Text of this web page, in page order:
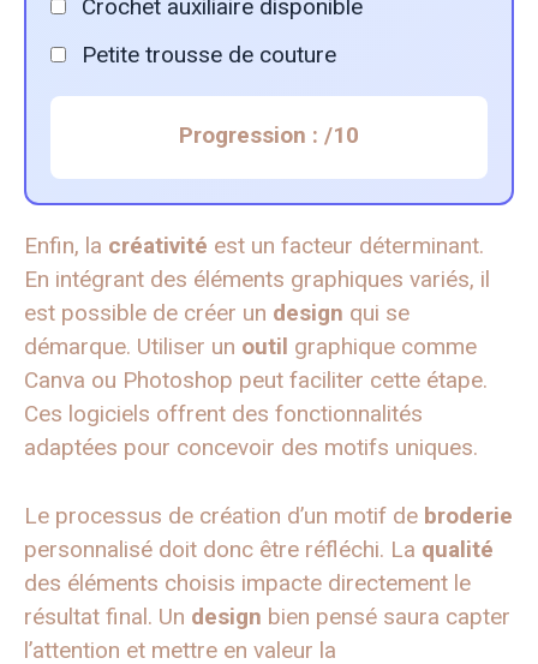
Crochet auxiliaire disponible
Petite trousse de couture
Progression : /10
Enfin, la créativité est un facteur déterminant.
En intégrant des éléments graphiques variés, il
est possible de créer un design qui se
démarque. Utiliser un outil graphique comme
Canva ou Photoshop peut faciliter cette étape.
Ces logiciels offrent des fonctionnalités
adaptées pour concevoir des motifs uniques.
Le processus de création d’un motif de broderie
personnalisé doit donc être réfléchi. La qualité
des éléments choisis impacte directement le
résultat final. Un design bien pensé saura capter
l’attention et mettre en valeur la